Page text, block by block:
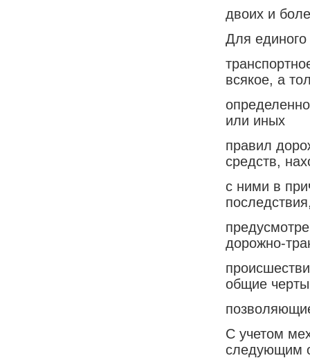
двоих и
Для
всякое, а
или иных
правил
средств,
с ними в
дорожно-
общие
С учетом
следующим